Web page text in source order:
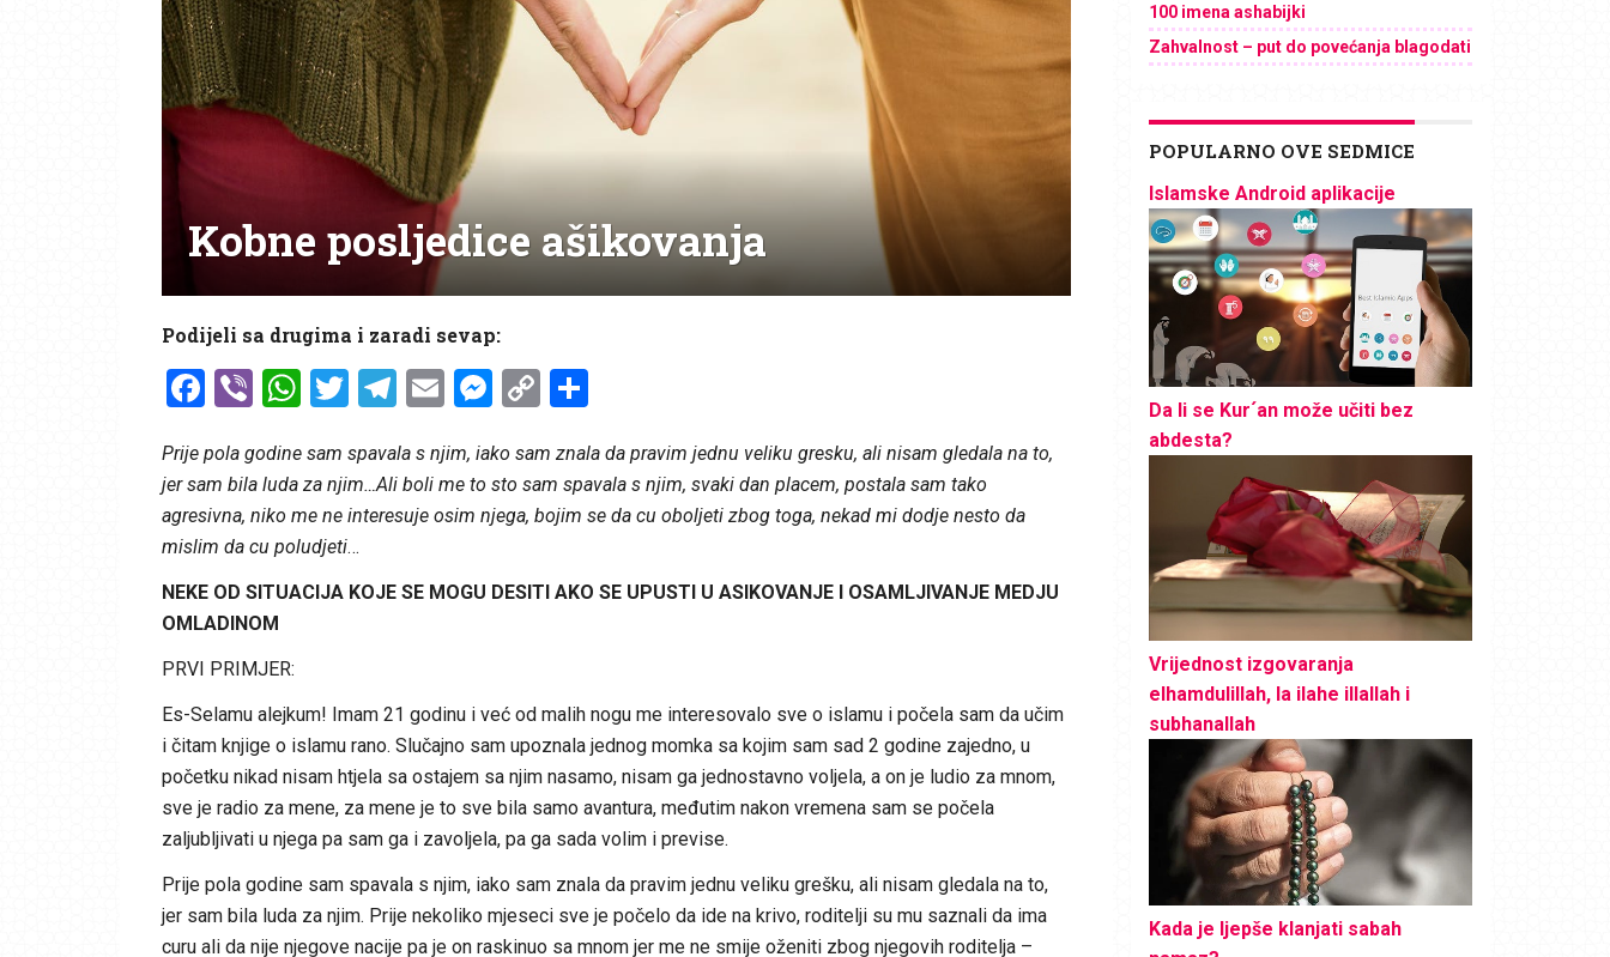
Kobne posljedice ašikovanja
Podijeli sa drugima i zaradi sevap:
Facebook
ViberWhatsApp
Twitter
Telegram
EmailMessenger
CopyShare
Prije pola godine sam spavala s njim, iako sam znala da pravim jednu veliku gresku, ali nisam gledala na to,
jer sam bila luda za njim…Ali boli me to sto sam spavala s njim, svaki dan placem, postala sam tako
agresivna, niko me ne interesuje osim njega, bojim se da cu oboljeti zbog toga, nekad mi dodje nesto da
mislim da cu poludjeti…
NEKE OD SITUACIJA KOJE SE MOGU DESITI AKO SE UPUSTI U ASIKOVANJE I OSAMLJIVANJE MEDJU
OMLADINOM
PRVI PRIMJER:
Es-Selamu alejkum! Imam 21 godinu i već od malih nogu me interesovalo sve o islamu i počela sam da učim
i čitam knjige o islamu rano. Slučajno sam upoznala jednog momka sa kojim sam sad 2 godine zajedno, u
početku nikad nisam htjela sa ostajem sa njim nasamo, nisam ga jednostavno voljela, a on je ludio za mnom,
sve je radio za mene, za mene je to sve bila samo avantura, međutim nakon vremena sam se počela
zaljubljivati u njega pa sam ga i zavoljela, pa ga sada volim i previse.
Prije pola godine sam spavala s njim, iako sam znala da pravim jednu veliku grešku, ali nisam gledala na to,
jer sam bila luda za njim. Prije nekoliko mjeseci sve je počelo da ide na krivo, roditelji su mu saznali da ima
curu ali da nije njegove nacije pa je on raskinuo sa mnom jer me ne smije oženiti zbog njegovih roditelja –
100 imena ashabijki
Zahvalnost – put do povećanja blagodati
POPULARNO OVE SEDMICE
Islamske Android aplikacije
Da li se Kur´an može učiti bez
abdesta?
Vrijednost izgovaranja
elhamdulillah, la ilahe illallah i
subhanallah
Kada je ljepše klanjati sabah